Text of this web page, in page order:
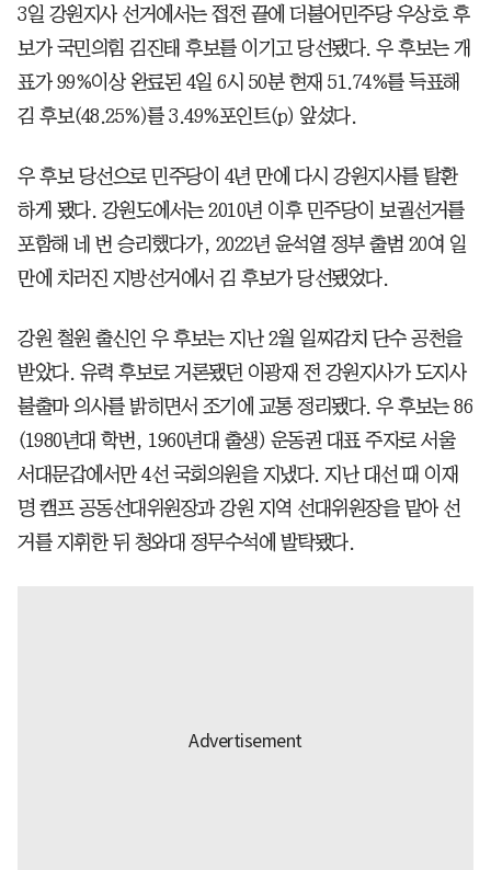
3일 강원지사 선거에서는 접전 끝에 더불어민주당 우상호 후
보가 국민의힘 김진태 후보를 이기고 당선됐다. 우 후보는 개
표가 99%이상 완료된 4일 6시 50분 현재 51.74%를 득표해
김 후보(48.25%)를 3.49%포인트(p) 앞섰다.
우 후보 당선으로 민주당이 4년 만에 다시 강원지사를 탈환
하게 됐다. 강원도에서는 2010년 이후 민주당이 보궐선거를
포함해 네 번 승리했다가, 2022년 윤석열 정부 출범 20여 일
만에 치러진 지방선거에서 김 후보가 당선됐었다.
강원 철원 출신인 우 후보는 지난 2월 일찌감치 단수 공천을
받았다. 유력 후보로 거론됐던 이광재 전 강원지사가 도지사
불출마 의사를 밝히면서 조기에 교통 정리됐다. 우 후보는 86
(1980년대 학번, 1960년대 출생) 운동권 대표 주자로 서울
서대문갑에서만 4선 국회의원을 지냈다. 지난 대선 때 이재
명 캠프 공동선대위원장과 강원 지역 선대위원장을 맡아 선
거를 지휘한 뒤 청와대 정무수석에 발탁됐다.